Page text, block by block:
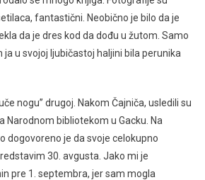
fantastični. Neobično je bilo da je
da je dres kod da dođu u žutom. Samo
ja u svojoj ljubičastoj haljini bila perunika
nogu’’ drugoj. Nakom Čajniča, usledili su
Narodnom bibliotekom u Gacku. Na
dogovoreno je da svoje celokupno
30. avgusta. Jako mi je
pre 1. septembra, jer sam mogla